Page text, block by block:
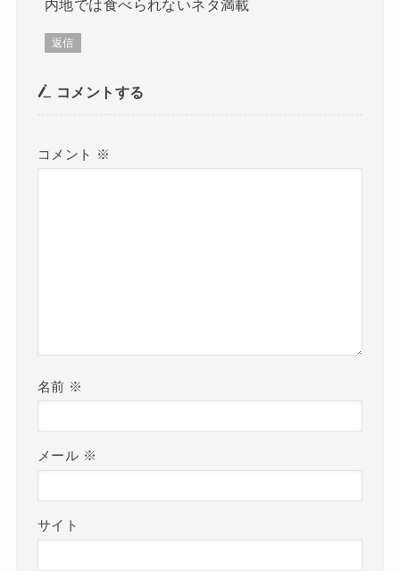
内地では食べられないネタ満載
返信
コメントする
コメント ※
名前 ※
メール ※
サイト